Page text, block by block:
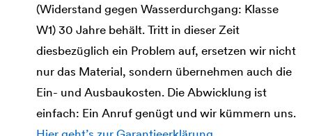
(Widerstand gegen Wasserdurchgang: Klasse
W1) 30 Jahre behält. Tritt in dieser Zeit
diesbezüglich ein Problem auf, ersetzen wir nicht
nur das Material, sondern übernehmen auch die
Ein- und Ausbaukosten. Die Abwicklung ist
einfach: Ein Anruf genügt und wir kümmern uns.